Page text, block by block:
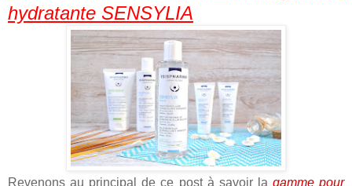
hydratante SENSYLIA
Revenons au principal de ce post à savoir la gamme pour